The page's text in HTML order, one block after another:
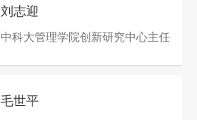
刘志迎
中科大管理学院创新研究中心主任
毛世平